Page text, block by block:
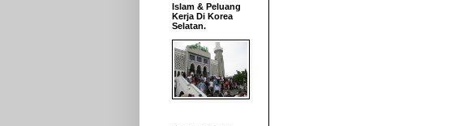
Islam & Peluang
Kerja Di Korea
Selatan.